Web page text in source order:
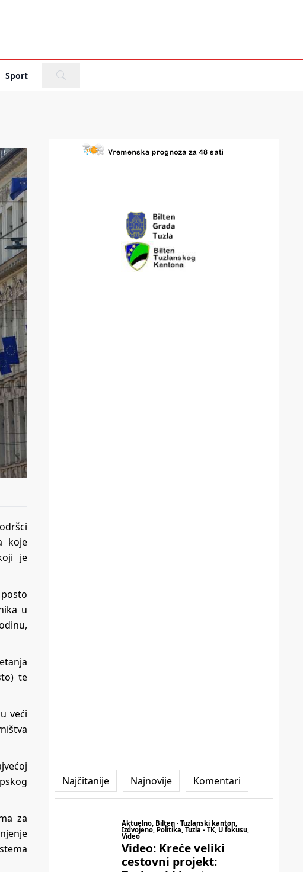
Sport
koje
je
u
te
veći
za
Najčitanije Najnovije Komentari